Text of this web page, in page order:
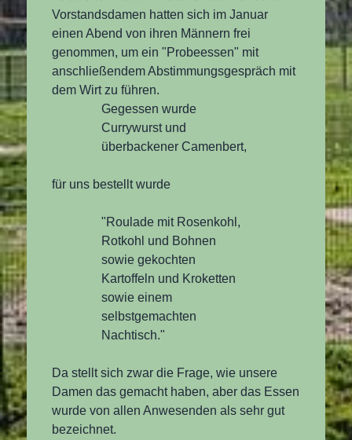
Vorstandsdamen hatten sich im Januar
einen Abend von ihren Männern frei
genommen, um ein "Probeessen" mit
anschließendem Abstimmungsgespräch mit
dem Wirt zu führen.
Gegessen wurde
Currywurst und
überbackener Camenbert,
für uns bestellt wurde
"Roulade mit Rosenkohl,
Rotkohl und Bohnen
sowie gekochten
Kartoffeln und Kroketten
sowie einem
selbstgemachten
Nachtisch."
Da stellt sich zwar die Frage, wie unsere
Damen das gemacht haben, aber das Essen
wurde von allen Anwesenden als sehr gut
bezeichnet.